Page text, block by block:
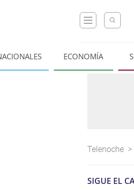
ECONOMÍA
Telenoche >
SIGUE EL